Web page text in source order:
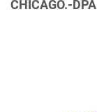
CHICAGO.-DPA